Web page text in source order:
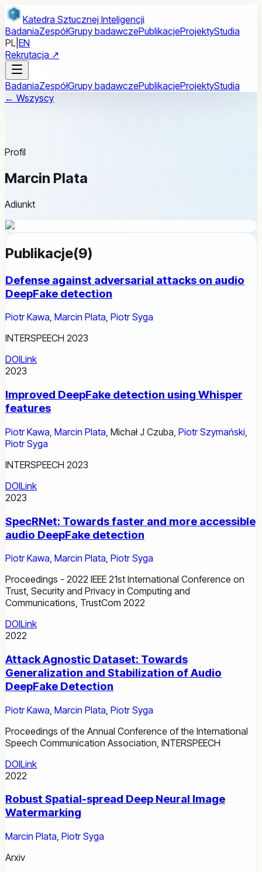
Przejdź do treści głównej
Katedra Sztucznej Inteligencji
BadaniaZespółGrupy badawczePublikacjeProjektyStudia
PL EN
Rekrutacja ↗
BadaniaZespółGrupy badawczePublikacjeProjektyStudia
← Wszyscy
Profil
Marcin Plata
Adiunkt
Publikacje(9)
Defense against adversarial attacks on audio
DeepFake detection
Piotr Kawa, Marcin Plata, Piotr Syga
INTERSPEECH 2023
DOILink
2023
Improved DeepFake detection using Whisper
features
Piotr Kawa Marcin Plata Michał J Czuba Piotr Szymański
Piotr Syga
INTERSPEECH 2023
DOILink
2023
SpecRNet: Towards faster and more accessible
audio DeepFake detection
Piotr Kawa, Marcin Plata, Piotr Syga
Proceedings - 2022 IEEE 21st International Conference on
Trust, Security and Privacy in Computing and
Communications, TrustCom 2022
DOILink
2022
Attack Agnostic Dataset: Towards
Generalization and Stabilization of Audio
DeepFake Detection
Piotr Kawa Marcin Plata Piotr Syga
Proceedings of the Annual Conference of the International
Speech Communication Association, INTERSPEECH
DOILink
2022
Robust Spatial-spread Deep Neural Image
Watermarking
Marcin Plata, Piotr Syga
Arxiv